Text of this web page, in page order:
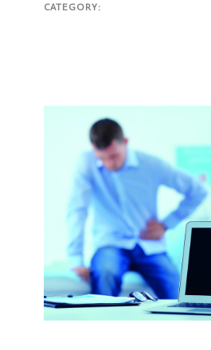
CATEGORY: